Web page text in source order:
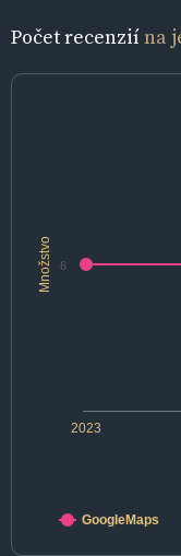
Počet recenziína
Množstvo
2023
6
GoogleMaps